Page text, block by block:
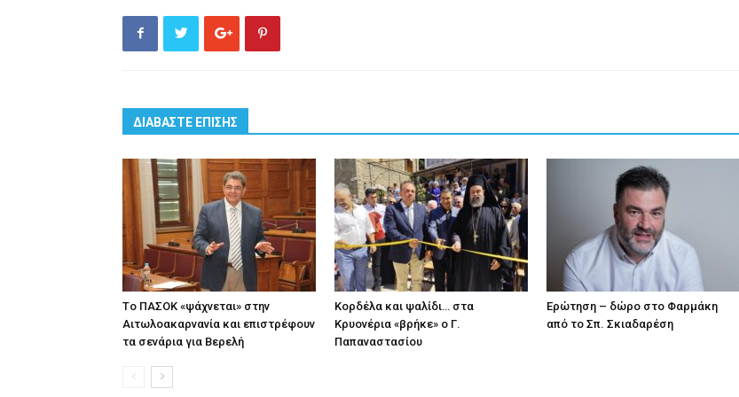
ΔΙΑΒΑΣΤΕ ΕΠΙΣΗΣ
Tο ΠΑΣΟΚ «ψάχνεται» στην
Αιτωλοακαρνανία και επιστρέφουν
τα σενάρια για Βερελή
Κορδέλα και ψαλίδι… στα
Κρυονέρια «βρήκε» ο Γ.
Παπαναστασίου
Eρώτηση – δώρο στο Φαρμάκη
από το Σπ. Σκιαδαρέση